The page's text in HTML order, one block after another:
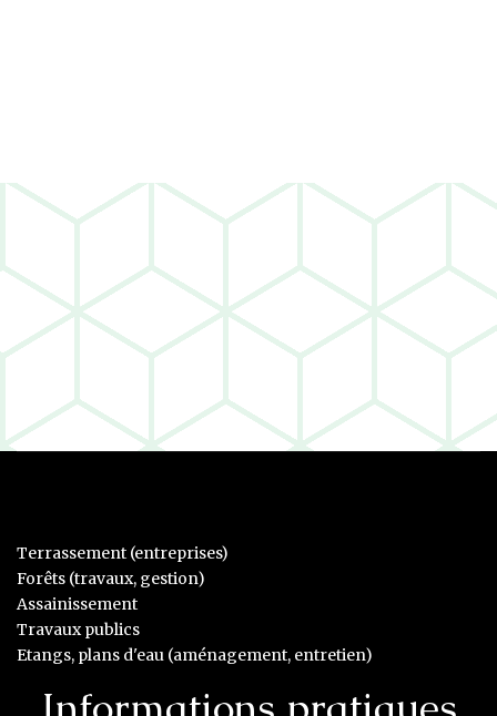
Terrassement (entreprises)
Forêts (travaux, gestion)
Assainissement
Travaux publics
Etangs, plans d'eau (aménagement, entretien)